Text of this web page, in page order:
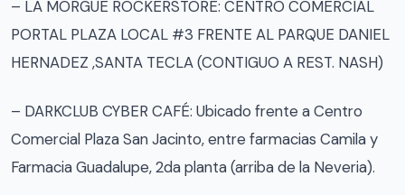
– LA MORGUE ROCKERSTORE: CENTRO COMERCIAL
PORTAL PLAZA LOCAL #3 FRENTE AL PARQUE DANIEL
HERNADEZ ,SANTA TECLA (CONTIGUO A REST. NASH)
– DARKCLUB CYBER CAFÉ: Ubicado frente a Centro
Comercial Plaza San Jacinto, entre farmacias Camila y
Farmacia Guadalupe, 2da planta (arriba de la Neveria).